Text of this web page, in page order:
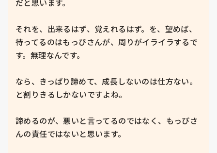
それを、出来るはず、覚えれるはず。を、望めば、
待ってるのはもっぴさんが、周りがイライラするで
す。無理なんです。
なら、きっぱり諦めて、成長しないのは仕方ない。
と割りきるしかないですよね。
諦めるのが、悪いと言ってるのではなく、もっぴさ
んの責任ではないと思います。